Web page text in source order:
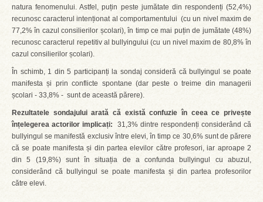
natura fenomenului. Astfel, puțin peste jumătate din respondenți (52,4%)
recunosc caracterul intenționat al comportamentului (cu un nivel maxim de
77,2% în cazul consilierilor școlari), în timp ce mai puțin de jumătate (48%)
recunosc caracterul repetitiv al bullyingului (cu un nivel maxim de 80,8% în
cazul consilierilor școlari).
În schimb, 1 din 5 participanți la sondaj consideră că bullyingul se poate
manifesta și prin conflicte spontane (dar peste o treime din managerii
școlari - 33,8% - sunt de această părere).
Rezultatele sondajului arată că există confuzie în ceea ce privește
înțelegerea actorilor implicați:
31,3% dintre respondenți considerând că
bullyingul se manifestă exclusiv între elevi, în timp ce 30,6% sunt de părere
că se poate manifesta și din partea elevilor către profesori, iar aproape 2
din 5 (19,8%) sunt în situația de a confunda bullyingul cu abuzul,
considerând că bullyingul se poate manifesta și din partea profesorilor
către elevi.